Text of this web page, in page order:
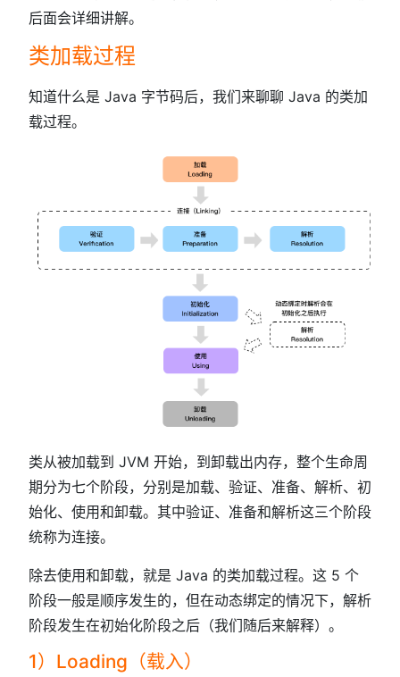
后面会详细讲解。
类加载过程
知道什么是 Java 字节码后，我们来聊聊 Java 的类加
载过程。
类从被加载到 JVM 开始，到卸载出内存，整个生命周
期分为七个阶段，分别是加载、验证、准备、解析、初
始化、使用和卸载。其中验证、准备和解析这三个阶段
统称为连接。
除去使用和卸载，就是 Java 的类加载过程。这 5 个
阶段一般是顺序发生的，但在动态绑定的情况下，解析
阶段发生在初始化阶段之后（我们随后来解释）。
1）Loading（载入）